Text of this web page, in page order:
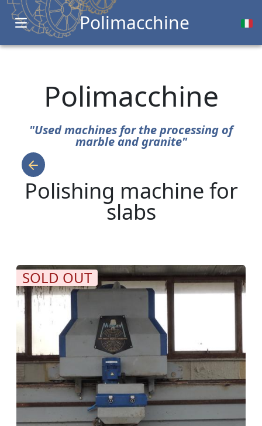
Open main menuPolimacchine
Polimacchine
"Used machines for the processing of
marble and granite"
Polishing machine for
slabs
SOLD OUT